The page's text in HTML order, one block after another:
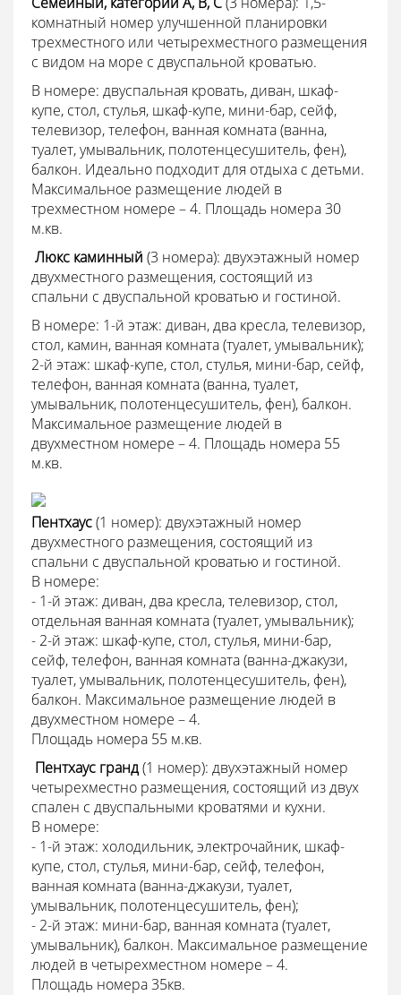
комнатный номер улучшенной планировки
трехместного или четырехместного размещения
с видом на море с двуспальной кроватью.
В номере: двуспальная кровать, диван, шкаф-
купе, стол, стулья, шкаф-купе, мини-бар, сейф,
телевизор, телефон, ванная комната (ванна,
туалет, умывальник, полотенцесушитель, фен),
балкон. Идеально подходит для отдыха с детьми.
Максимальное размещение людей в
трехместном номере – 4. Площадь номера 30
м.кв.
 Люкс каминный (3 номера): двухэтажный номер
двухместного размещения, состоящий из
спальни с двуспальной кроватью и гостиной.
В номере: 1-й этаж: диван, два кресла, телевизор,
стол, камин, ванная комната (туалет, умывальник);
2-й этаж: шкаф-купе, стол, стулья, мини-бар, сейф,
телефон, ванная комната (ванна, туалет,
умывальник, полотенцесушитель, фен), балкон.
Максимальное размещение людей в
двухместном номере – 4. Площадь номера 55
м.кв.
Пентхаус(1 номер): двухэтажный номер
двухместного размещения, состоящий из
спальни с двуспальной кроватью и гостиной.
В номере:
- 1-й этаж: диван, два кресла, телевизор, стол,
отдельная ванная комната (туалет, умывальник);
- 2-й этаж: шкаф-купе, стол, стулья, мини-бар,
сейф, телефон, ванная комната (ванна-джакузи,
туалет, умывальник, полотенцесушитель, фен),
балкон. Максимальное размещение людей в
двухместном номере – 4.
Площадь номера 55 м.кв.
 Пентхаус гранд(1 номер): двухэтажный номер
четырехместно размещения, состоящий из двух
спален с двуспальными кроватями и кухни.
В номере:
- 1-й этаж: холодильник, электрочайник, шкаф-
купе, стол, стулья, мини-бар, сейф, телефон,
ванная комната (ванна-джакузи, туалет,
умывальник, полотенцесушитель, фен);
- 2-й этаж: мини-бар, ванная комната (туалет,
умывальник), балкон. Максимальное размещение
людей в четырехместном номере – 4.
Площадь номера 35кв.